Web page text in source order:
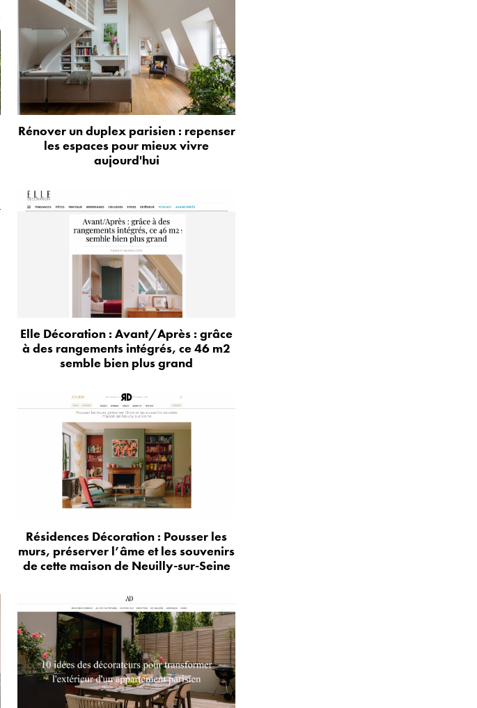
Rénover un duplex parisien : repenser
les espaces pour mieux vivre
aujourd'hui
Elle Décoration : Avant/Après : grâce
à des rangements intégrés, ce 46 m2
semble bien plus grand
Résidences Décoration : Pousser les
murs, préserver l’âme et les souvenirs
de cette maison de Neuilly-sur-Seine